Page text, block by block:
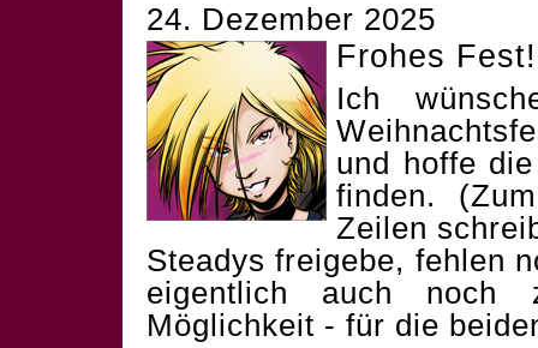
24. Dezember 2025
Frohes Fest!
Ich
und hoffe
finden.
Zeilen
Steadys freigebe, fehlen
eigentlich auch noch
Möglichkeit - für die